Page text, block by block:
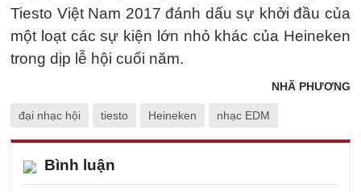
Tiesto Việt Nam 2017 đánh dấu sự khởi đầu của
một loạt các sự kiện lớn nhỏ khác của Heineken
trong dịp lễ hội cuối năm.
NHÃ PHƯƠNG
đại nhạc hội tiesto Heineken nhạc EDM
Bình luận